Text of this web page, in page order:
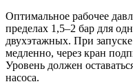
Оптимальное рабочее
пределах 1,5–2 бар для
двухэтажных. При
медленно, через кран
Уровень должен
насоса.